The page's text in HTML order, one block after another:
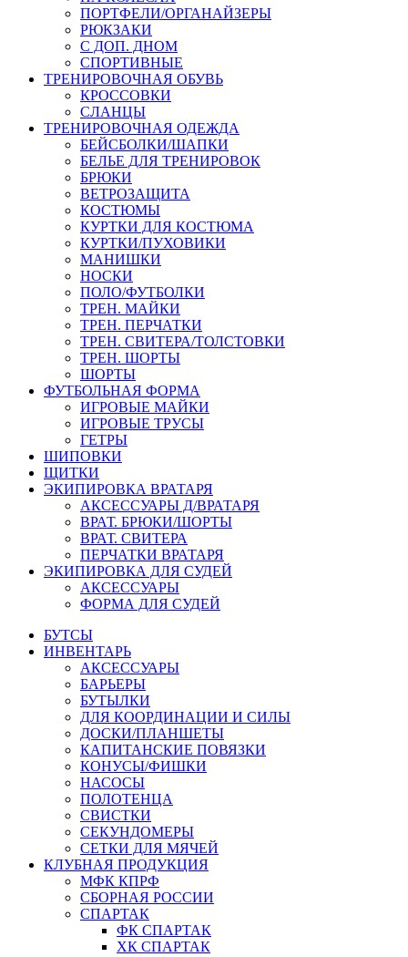
ПОРТФЕЛИ/ОРГАНАЙЗЕРЫ
РЮКЗАКИ
С ДОП. ДНОМ
СПОРТИВНЫЕ
ТРЕНИРОВОЧНАЯ ОБУВЬ
КРОССОВКИ
СЛАНЦЫ
ТРЕНИРОВОЧНАЯ ОДЕЖДА
БЕЙСБОЛКИ/ШАПКИ
БЕЛЬЕ ДЛЯ ТРЕНИРОВОК
БРЮКИ
ВЕТРОЗАЩИТА
КОСТЮМЫ
КУРТКИ ДЛЯ КОСТЮМА
КУРТКИ/ПУХОВИКИ
МАНИШКИ
НОСКИ
ПОЛО/ФУТБОЛКИ
ТРЕН. МАЙКИ
ТРЕН. ПЕРЧАТКИ
ТРЕН. СВИТЕРА/ТОЛСТОВКИ
ТРЕН. ШОРТЫ
ШОРТЫ
ФУТБОЛЬНАЯ ФОРМА
ИГРОВЫЕ МАЙКИ
ИГРОВЫЕ ТРУСЫ
ГЕТРЫ
ШИПОВКИ
ЩИТКИ
ЭКИПИРОВКА ВРАТАРЯ
АКСЕССУАРЫ Д/ВРАТАРЯ
ВРАТ. БРЮКИ/ШОРТЫ
ВРАТ. СВИТЕРА
ПЕРЧАТКИ ВРАТАРЯ
ЭКИПИРОВКА ДЛЯ СУДЕЙ
АКСЕССУАРЫ
ФОРМА ДЛЯ СУДЕЙ
БУТСЫ
ИНВЕНТАРЬ
АКСЕССУАРЫ
БАРЬЕРЫ
БУТЫЛКИ
ДЛЯ КООРДИНАЦИИ И СИЛЫ
ДОСКИ/ПЛАНШЕТЫ
КАПИТАНСКИЕ ПОВЯЗКИ
КОНУСЫ/ФИШКИ
НАСОСЫ
ПОЛОТЕНЦА
СВИСТКИ
СЕКУНДОМЕРЫ
СЕТКИ ДЛЯ МЯЧЕЙ
КЛУБНАЯ ПРОДУКЦИЯ
МФК КПРФ
СБОРНАЯ РОССИИ
СПАРТАК
ФК СПАРТАК
ХК СПАРТАК